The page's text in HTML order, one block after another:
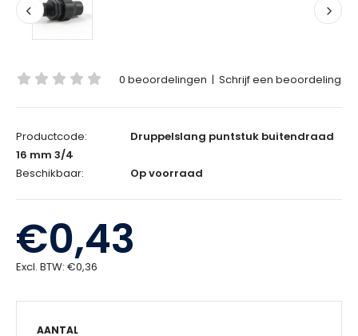
0 beoordelingen | Schrijf een beoordeling
Productcode:
Druppelslang puntstuk buitendraad
16 mm 3/4
Beschikbaar:
Op voorraad
€0,43
Excl. BTW: €0,36
AANTAL